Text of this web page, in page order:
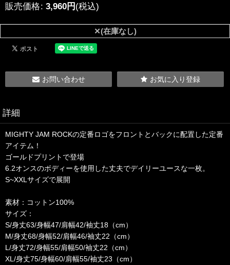
販売価格: 3,960円(税込)
✕(在庫なし)
お問い合わせ お気に入り登録
詳細
MIGHTY JAM ROCKの定番ロゴをフロントとバックに配置した定番
アイテム！
ゴールドプリントで登場
6.2オンスのボディーを使用した丈夫でデイリーユースな一枚。
S~XXLサイズで展開
素材：コットン100%
サイズ：
S/身丈63/身幅47/肩幅42/袖丈18（cm）
M/身丈68/身幅52/肩幅46/袖丈22（cm）
L/身丈72/身幅55/肩幅50/袖丈22（cm）
XL/身丈75/身幅60/肩幅55/袖丈23（cm）